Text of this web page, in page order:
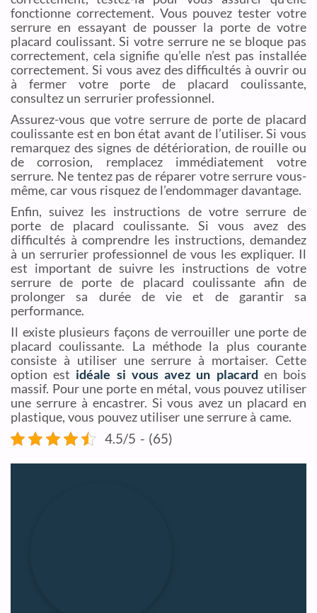
fonctionne correctement. Vous pouvez tester votre
serrure en essayant de pousser la porte de votre
placard coulissant. Si votre serrure ne se bloque pas
correctement, cela signifie qu’elle n’est pas installée
correctement. Si vous avez des difficultés à ouvrir ou
à fermer votre porte de placard coulissante,
consultez un serrurier professionnel.
Assurez-vous que votre serrure de porte de placard
coulissante est en bon état avant de l’utiliser. Si vous
remarquez des signes de détérioration, de rouille ou
de corrosion, remplacez immédiatement votre
serrure. Ne tentez pas de réparer votre serrure vous-
même, car vous risquez de l’endommager davantage.
Enfin, suivez les instructions de votre serrure de
porte de placard coulissante. Si vous avez des
difficultés à comprendre les instructions, demandez
à un serrurier professionnel de vous les expliquer. Il
est important de suivre les instructions de votre
serrure de porte de placard coulissante afin de
prolonger sa durée de vie et de garantir sa
performance.
Il existe plusieurs façons de verrouiller une porte de
placard coulissante. La méthode la plus courante
consiste à utiliser une serrure à mortaiser. Cette
option est idéale si vous avez un placard en bois
massif. Pour une porte en métal, vous pouvez utiliser
une serrure à encastrer. Si vous avez un placard en
plastique, vous pouvez utiliser une serrure à came.
4.5/5 - (65)